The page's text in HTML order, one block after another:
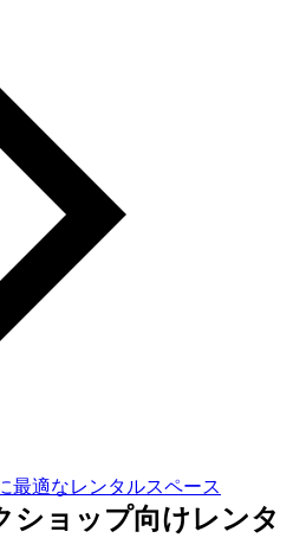
最適なレンタルスペース
ショップ向けレンタ